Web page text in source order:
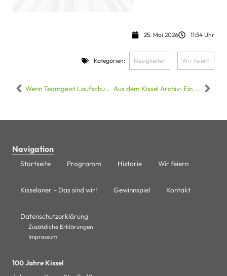
25. Mai 2026 11:54 Uhr
Kategorien: Neuigkeiten Wir feiern
Wenn Teamgeist Laufschuhe trägt: Kisselaner Power beim Firmenlauf Südpfalz in Landau Aus dem Kissel Archiv: Ein Blick in den Einkaufsalltag von 1972
Navigation
Startseite Programm Historie Wir feiern
Kisselaner – Das sind wir! Gewinnspiel Kontakt
Datenschutzerklärung
Zusätzliche Erklärungen
Impressum
100 Jahre Kissel